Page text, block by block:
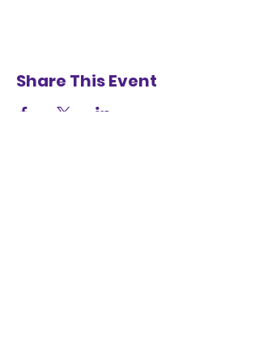
Share This Event